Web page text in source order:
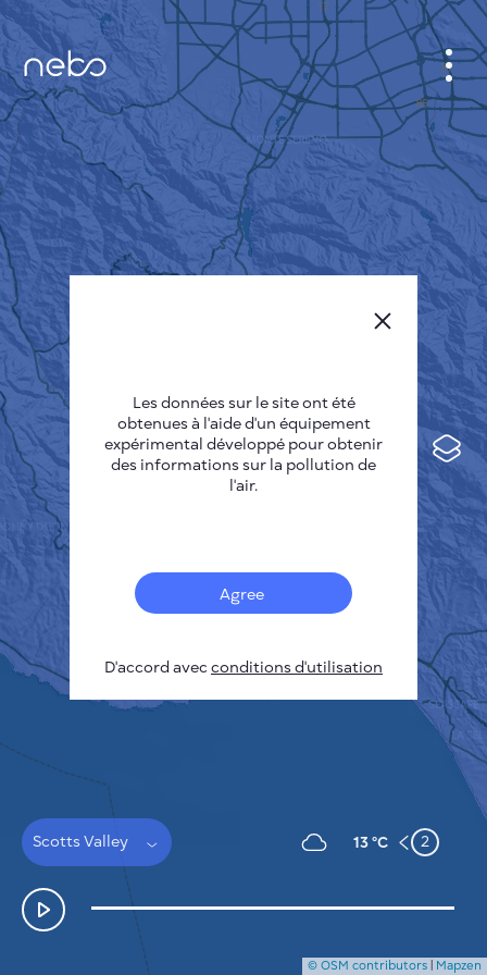
Capteurs
Carte de la pollution
Taches thermiques
Le vent
Scotts Valley 13 °C 2
CABINET
CARTES DES VILLES
SENSOR NEBO
A PROPOS DE NOUS
Deutsch
Español
Français
COMMENT ÇA MARCHE
POLITIQUE DE CONFIDENTIALITÉ
CONDITIONS GÉNÉRALES D'UTILISATION
© OSM contributors | Mapzen
Les données sur le site ont été
obtenues à l'aide d'un équipement
expérimental développé pour obtenir
des informations sur la pollution de
l'air.
Agree
D'accord avecconditions d'utilisation